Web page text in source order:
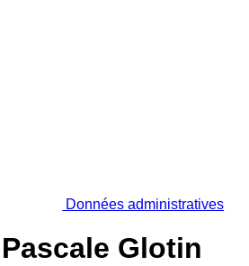
Données administratives
Glotin